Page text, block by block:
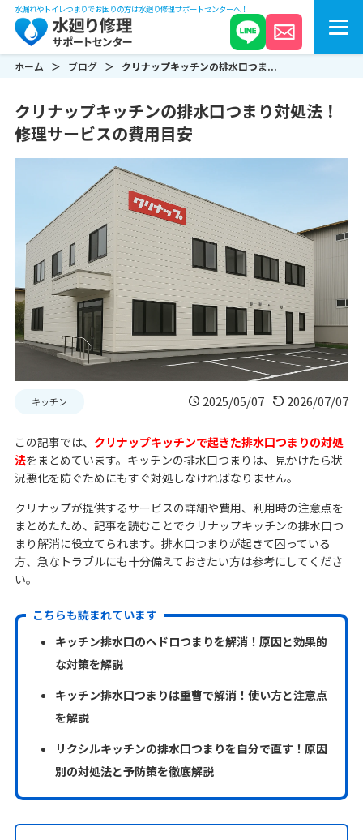
水漏れやトイレつまりでお困りの方は水廻り修理サポートセンターへ！
ホーム ブログ クリナップキッチンの排水口つま...
クリナップキッチンの排水口つまり対処法！
修理サービスの費用目安
キッチン 2025/05/07 2026/07/07
この記事では、 クリナップキッチンで起きた排水口つまりの対処
法をまとめています。キッチンの排水口つまりは、見かけたら状
況悪化を防ぐためにもすぐ対処しなければなりません。
クリナップが提供するサービスの詳細や費用、利用時の注意点を
まとめたため、記事を読むことでクリナップキッチンの排水口つ
まり解消に役立てられます。排水口つまりが起きて困っている
方、急なトラブルにも十分備えておきたい方は参考にしてくださ
い。
こちらも読まれています
キッチン排水口のヘドロつまりを解消！原因と効果的
な対策を解説
キッチン排水口つまりは重曹で解消！使い方と注意点
を解説
リクシルキッチンの排水口つまりを自分で直す！原因
別の対処法と予防策を徹底解説